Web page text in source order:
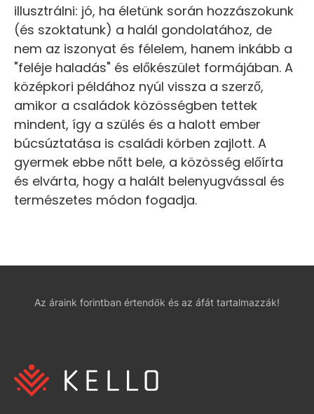
illusztrálni: jó, ha életünk során hozzászokunk
(és szoktatunk) a halál gondolatához, de
nem az iszonyat és félelem, hanem inkább a
"feléje haladás" és előkészület formájában. A
középkori példához nyúl vissza a szerző,
amikor a családok közösségben tettek
mindent, így a szülés és a halott ember
búcsúztatása is családi körben zajlott. A
gyermek ebbe nőtt bele, a közösség előírta
és elvárta, hogy a halált belenyugvással és
természetes módon fogadja.
Az áraink forintban értendők és az áfát tartalmazzák!